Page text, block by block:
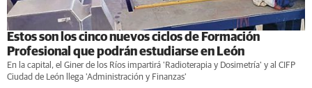
Estos son los cinco nuevos ciclos de Formación
Profesional que podrán estudiarse en León
En la capital, el Giner de los Ríos impartirá 'Radioterapia y Dosimetría' y al CIFP
Ciudad de León llega 'Administración y Finanzas'